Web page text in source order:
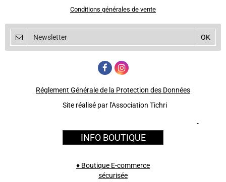
Conditions générales de vente
Réglement Générale de la Protection des Données
Site réalisé par l'Association Tichri
INFO BOUTIQUE
♦ Boutique E-commerce
sécurisée